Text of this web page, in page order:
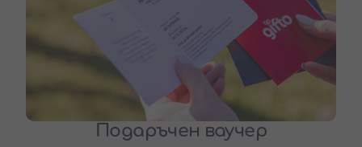
Подаръчен ваучер